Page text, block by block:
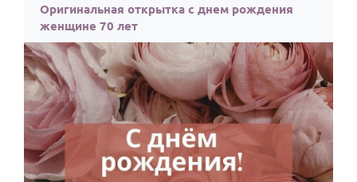
Оригинальная открытка с днем рождения
женщине 70 лет